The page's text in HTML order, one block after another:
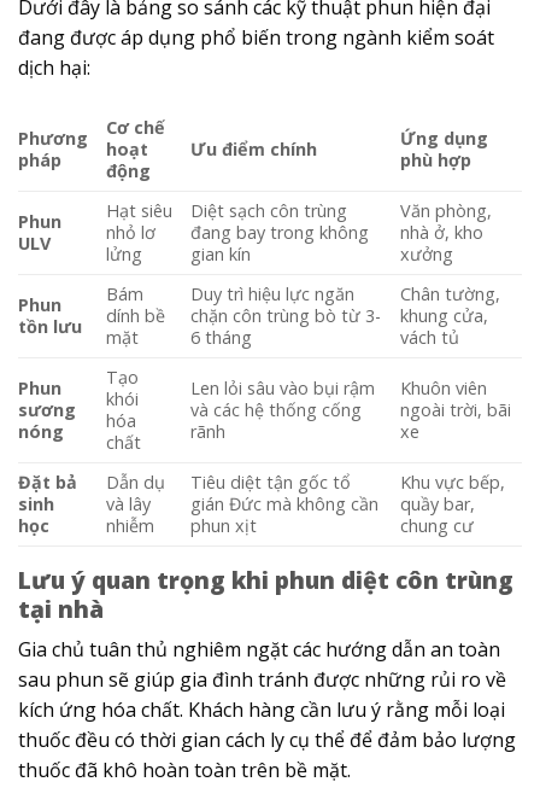
Dưới đây là bảng so sánh các kỹ thuật phun hiện đại
đang được áp dụng phổ biến trong ngành kiểm soát
dịch hại:
Phương
pháp
Cơ chế
hoạt
động
Ưu điểm chính
Ứng dụng
phù hợp
Phun
ULV
Hạt siêu
nhỏ lơ
lửng
Diệt sạch côn trùng
đang bay trong không
gian kín
Văn phòng,
nhà ở, kho
xưởng
Phun
tồn lưu
Bám
dính bề
mặt
Duy trì hiệu lực ngăn
chặn côn trùng bò từ 3-
6 tháng
Chân tường,
khung cửa,
vách tủ
Phun
sương
nóng
Tạo
khói
hóa
chất
Len lỏi sâu vào bụi rậm
và các hệ thống cống
rãnh
Khuôn viên
ngoài trời, bãi
xe
Đặt bả
sinh
học
Dẫn dụ
và lây
nhiễm
Tiêu diệt tận gốc tổ
gián Đức mà không cần
phun xịt
Khu vực bếp,
quầy bar,
chung cư
Lưu ý quan trọng khi phun diệt côn trùng
tại nhà
Gia chủ tuân thủ nghiêm ngặt các hướng dẫn an toàn
sau phun sẽ giúp gia đình tránh được những rủi ro về
kích ứng hóa chất. Khách hàng cần lưu ý rằng mỗi loại
thuốc đều có thời gian cách ly cụ thể để đảm bảo lượng
thuốc đã khô hoàn toàn trên bề mặt.